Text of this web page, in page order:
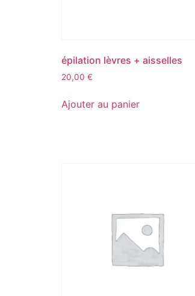
épilation lèvres + aisselles
20,00 €
Ajouter au panier